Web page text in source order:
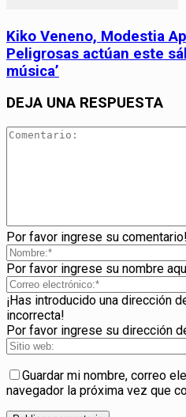
Kiko Veneno, Modestia
Peligrosas actúan este
música’
DEJA UNA RESPUESTA
Por favor ingrese su comentario!
Por favor ingrese su nombre
¡Has introducido una dirección
incorrecta!
Por favor ingrese su dirección
Guardar mi nombre, correo
navegador la próxima vez que